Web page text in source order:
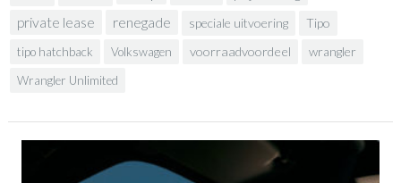
private lease renegade speciale uitvoering Tipo
tipo hatchback Volkswagen voorraadvoordeel wrangler
Wrangler Unlimited